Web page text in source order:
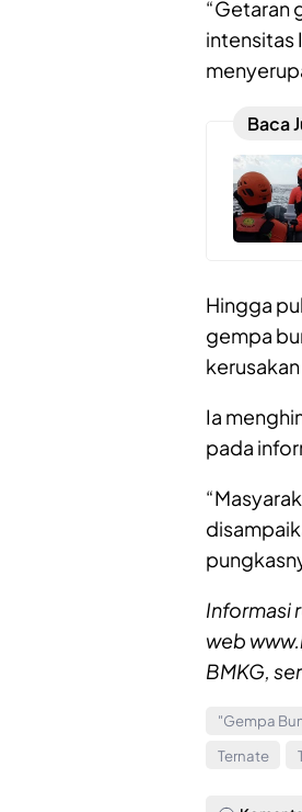
“Getaran
intensitas
Baca
Hingga
gempa
Ia
pada
Informasi
web
BMKG,
"Gempa
Ternate